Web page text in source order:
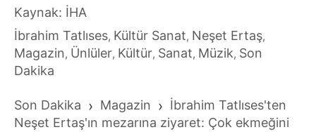
Kaynak: İHA
İbrahim Tatlıses, Kültür Sanat, Neşet Ertaş,
Magazin, Ünlüler, Kültür, Sanat, Müzik, Son
Dakika
Son Dakika › Magazin › İbrahim Tatlıses'ten
Neşet Ertaş'ın mezarına ziyaret: Çok ekmeğini